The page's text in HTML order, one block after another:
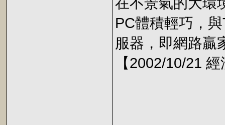
PC體積輕巧，
服器，即網路贏
【2002/10/21